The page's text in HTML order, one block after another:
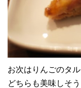
お次はりんごのタル
どちらも美味しそ